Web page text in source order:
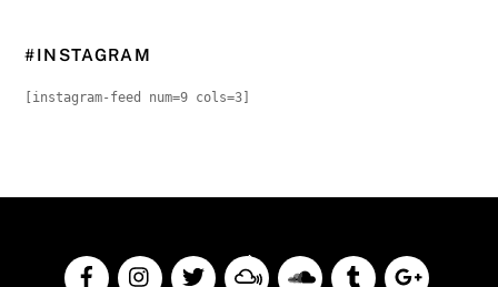
#INSTAGRAM
[instagram-feed num=9 cols=3]
Back